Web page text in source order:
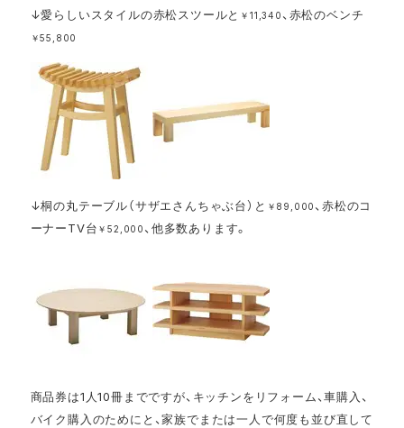
↓愛らしいスタイルの赤松スツールと ￥11,340 、赤松のベンチ
￥55,800
↓桐の丸テーブル（サザエさんちゃぶ台）と ￥89,000 、赤松のコ
ーナーTV台 ￥52,000 、他多数あります。
商品券は1人10冊までですが、キッチンをリフォーム、車購入、
バイク購入のためにと、家族でまたは一人で何度も並び直して